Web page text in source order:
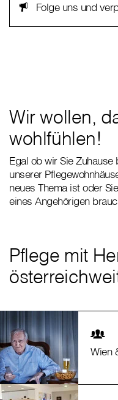
Folge uns und
Wir wollen,
wohlfühlen!
Egal ob wir Sie Zuhause
unserer
neues Thema ist oder
eines Angehörigen
Pflege mit
Wien